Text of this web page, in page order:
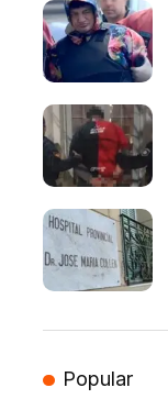
Popular